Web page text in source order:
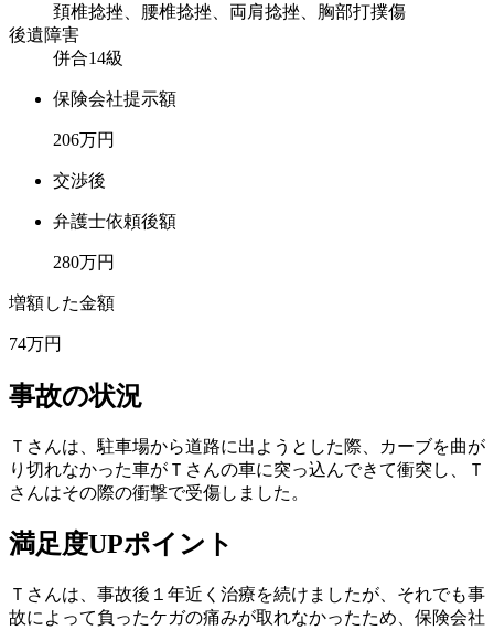
頚椎捻挫、腰椎捻挫、両肩捻挫、胸部打撲傷
後遺障害
併合14級
保険会社提示額
206万円
交渉後
弁護士依頼後額
280万円
増額した金額
74万円
事故の状況
Ｔさんは、駐車場から道路に出ようとした際、カーブを曲が
り切れなかった車がＴさんの車に突っ込んできて衝突し、Ｔ
さんはその際の衝撃で受傷しました。
満足度UPポイント
Ｔさんは、事故後１年近く治療を続けましたが、それでも事
故によって負ったケガの痛みが取れなかったため、保険会社